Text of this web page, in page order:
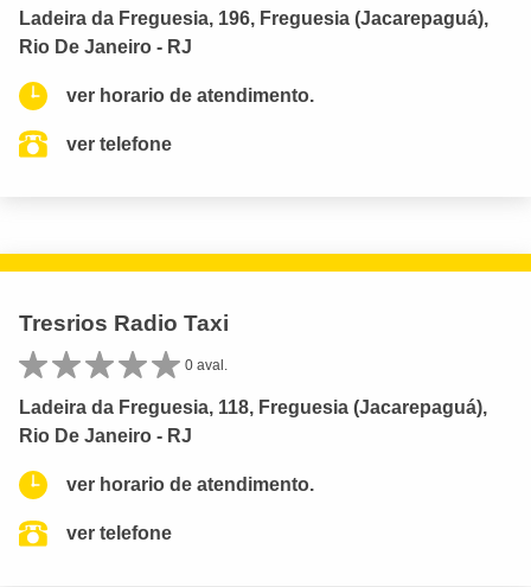
Ladeira da Freguesia, 196, Freguesia (Jacarepaguá),
Rio De Janeiro - RJ
ver horario de atendimento.
ver telefone
Tresrios Radio Taxi
0 aval.
Ladeira da Freguesia, 118, Freguesia (Jacarepaguá),
Rio De Janeiro - RJ
ver horario de atendimento.
ver telefone